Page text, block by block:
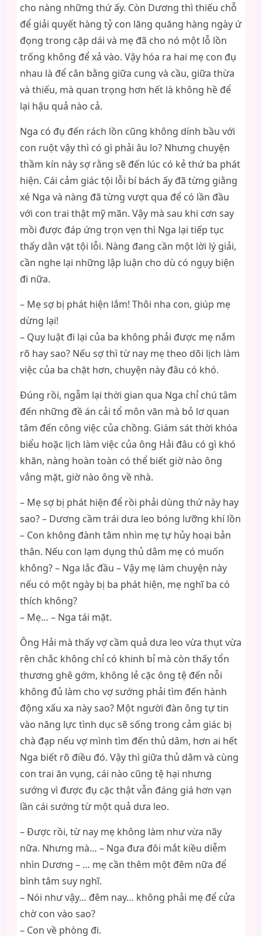
cho nàng những thứ ấy. Còn Dương thì thiếu chỗ
để giải quyết hàng tỷ con lăng quăng hàng ngày ứ
đọng trong cặp dái và mẹ đã cho nó một lỗ lồn
trống không để xả vào. Vậy hóa ra hai mẹ con đụ
nhau là để cân bằng giữa cung và cầu, giữa thừa
và thiếu, mà quan trọng hơn hết là không hề để
lại hậu quả nào cả.
Nga có đụ đến rách lồn cũng không dính bầu với
con ruột vậy thì có gì phải âu lo? Nhưng chuyện
thầm kín này sợ rằng sẽ đến lúc có kẻ thứ ba phát
hiện. Cái cảm giác tội lỗi bí bách ấy đã từng giằng
xé Nga và nàng đã từng vượt qua để có lần đầu
với con trai thật mỹ mãn. Vậy mà sau khi cơn say
mồi được đáp ứng trọn vẹn thì Nga lại tiếp tục
thấy dằn vặt tội lỗi. Nàng đang cần một lời lý giải,
cần nghe lại những lập luận cho dù có ngụy biện
đi nữa.
– Mẹ sợ bị phát hiện lắm! Thôi nha con, giúp mẹ
dừng lại!
– Quy luật đi lại của ba không phải được mẹ nắm
rõ hay sao? Nếu sợ thì từ nay mẹ theo dõi lịch làm
việc của ba chặt hơn, chuyện này đâu có khó.
Đúng rồi, ngẫm lại thời gian qua Nga chỉ chú tâm
đến những đề án cải tổ môn văn mà bỏ lơ quan
tâm đến công việc của chồng. Giám sát thời khóa
biểu hoặc lịch làm việc của ông Hải đâu có gì khó
khăn, nàng hoàn toàn có thể biết giờ nào ông
vắng mặt, giờ nào ông về nhà.
– Mẹ sợ bị phát hiện để rồi phải dùng thứ này hay
sao? – Dương cầm trái dưa leo bóng lưỡng khí lồn
– Con không đành tâm nhìn mẹ tự hủy hoại bản
thân. Nếu con lạm dụng thủ dâm mẹ có muốn
không? – Nga lắc đầu – Vậy mẹ làm chuyện này
nếu có một ngày bị ba phát hiện, mẹ nghĩ ba có
thích không?
– Mẹ… – Nga tái mặt.
Ông Hải mà thấy vợ cầm quả dưa leo vừa thụt vừa
rên chắc không chỉ có khinh bỉ mà còn thấy tổn
thương ghê gớm, không lẻ cặc ông tệ đến nỗi
không đủ làm cho vợ sướng phải tìm đến hành
động xấu xa này sao? Một người đàn ông tự tin
vào năng lực tình dục sẽ sống trong cảm giác bị
chà đạp nếu vợ mình tìm đến thủ dâm, hơn ai hết
Nga biết rõ điều đó. Vậy thì giữa thủ dâm và cùng
con trai ăn vụng, cái nào cũng tệ hại nhưng
sướng vì được đụ cặc thật vẫn đáng giá hơn vạn
lần cái sướng từ một quả dưa leo.
– Được rồi, từ nay mẹ không làm như vừa nãy
nữa. Nhưng mà… – Nga đưa đôi mắt kiều diễm
nhìn Dương – … mẹ cần thêm một đêm nữa để
bình tâm suy nghĩ.
– Nói như vậy… đêm nay… không phải mẹ để cửa
chờ con vào sao?
– Con về phòng đi.